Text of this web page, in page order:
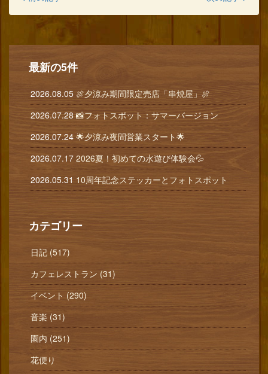
最新の5件
2026.08.05 🍖夕涼み期間限定売店「串焼屋」🍖
2026.07.28 📸フォトスポット：サマーバージョン
2026.07.24 🌟夕涼み夜間営業スタート🌟
2026.07.17 2026夏！初めての水遊び体験会💦
2026.05.31 10周年記念ステッカーとフォトスポット
カテゴリー
日記 (517)
カフェレストラン (31)
イベント (290)
音楽 (31)
園内 (251)
花便り